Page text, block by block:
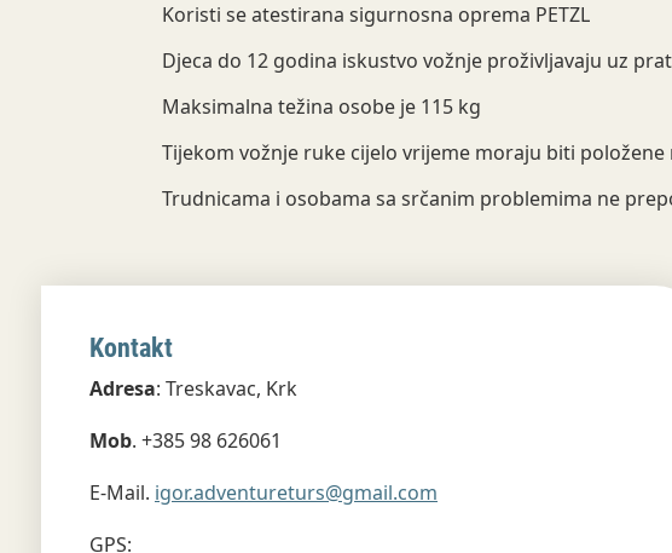
Koristi se atestirana sigurnosna oprema PETZL
Djeca do 12 godina iskustvo vožnje proživljavaju uz
Maksimalna težina osobe je 115 kg
Tijekom vožnje ruke cijelo vrijeme moraju biti položene
Trudnicama i osobama sa srčanim problemima ne
Kontakt
Adresa: Treskavac, Krk
Mob. +385 98 626061
E-Mail. igor.adventureturs@gmail.com
GPS: